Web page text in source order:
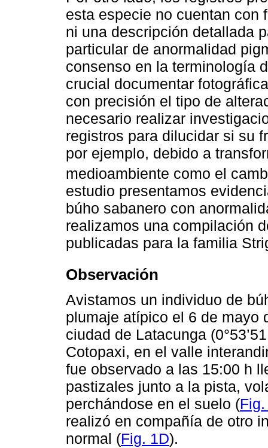
esta especie no cuentan con
ni una descripción detallada
particular de anormalidad
consenso en la terminología
crucial documentar
con precisión el tipo de
necesario realizar
registros para dilucidar si su
por ejemplo, debido a
medioambiente como el
estudio presentamos
búho sabanero con
realizamos una compilación
publicadas para la familia
Observación
Avistamos un individuo de
plumaje atípico el 6 de mayo
ciudad de Latacunga
Cotopaxi, en el valle
fue observado a las 15:00 h
pastizales junto a la pista,
perchándose en el suelo (
realizó en compañía de otro
normal (Fig. 1D).